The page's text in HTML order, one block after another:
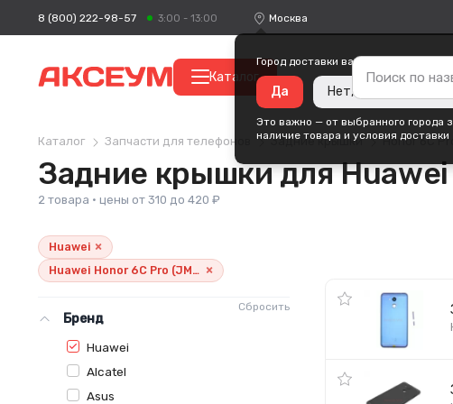
8 (800) 222-98-57 3:00 - 13:00 Москва
Город доставки ваших покупок —
Да Нет, изменить город
Это важно — от выбранного города
наличие товара и условия доставки
Каталог
Каталог Запчасти для телефонов Задние крышки Honor 6C
Задние крышки для
2 товара · цены от 310 до 420 ₽
Huawei ×
Huawei Honor 6C Pro (JMM-L22) ×
Сбросить
Бренд
Huawei
Alcatel
Asus